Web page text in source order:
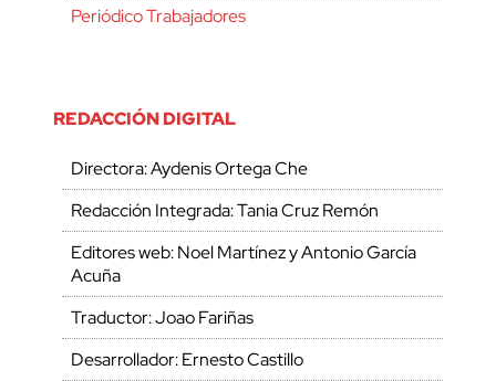
Periódico Trabajadores
REDACCIÓN DIGITAL
Directora: Aydenis Ortega Che
Redacción Integrada: Tania Cruz Remón
Editores web: Noel Martínez y Antonio García
Acuña
Traductor: Joao Fariñas
Desarrollador: Ernesto Castillo